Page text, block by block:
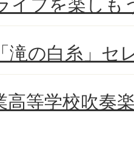
滝の白糸」セ
高等学校吹奏